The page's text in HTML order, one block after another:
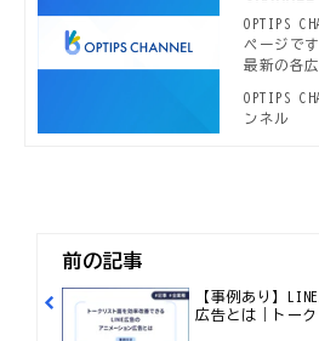
OPTIPS
ページで
最新の各
れる新着
例、セミ
OPTIPS
ンネル
前の記事
【事例あり】
広告とは｜トー